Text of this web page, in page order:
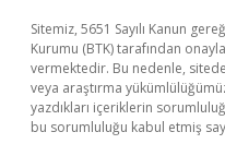
Sitemiz, 5651 Sayılı Kanun
Kurumu (BTK) tarafından
vermektedir. Bu nedenle,
veya araştırma
yazdıkları içeriklerin
bu sorumluluğu kabul etmiş